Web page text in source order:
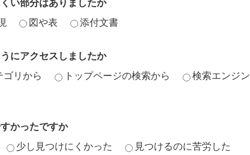
い部分はありましたか
図や表 添付文書
にアクセスしましたか
ゴリから
トップページの検索から 検索エンジン
かったですか
少し見つけにくかった 見つけるのに苦労した